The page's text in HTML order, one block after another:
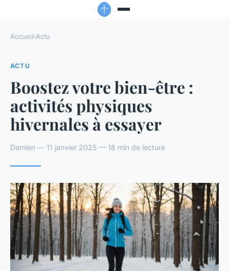
Accueil›Actu
ACTU
Boostez votre bien-être :
activités physiques
hivernales à essayer
Damien — 11 janvier 2025 — 18 min de lecture